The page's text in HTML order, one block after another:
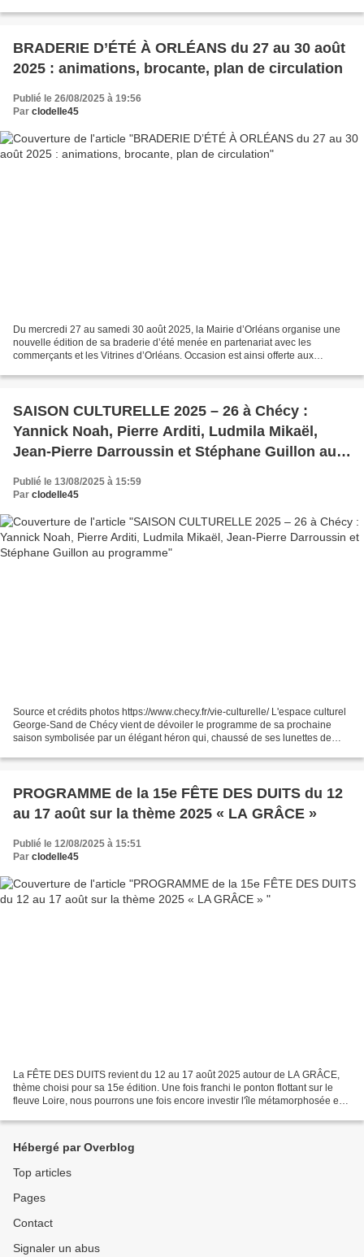
BRADERIE D’ÉTÉ À ORLÉANS du 27 au 30 août
2025 : animations, brocante, plan de circulation
Publié le 26/08/2025 à 19:56
Par clodelle45
Du mercredi 27 au samedi 30 août 2025, la Mairie d’Orléans organise une
nouvelle édition de sa braderie d’été menée en partenariat avec les
commerçants et les Vitrines d’Orléans. Occasion est ainsi offerte aux
SAISON CULTURELLE 2025 – 26 à Chécy :
Yannick Noah, Pierre Arditi, Ludmila Mikaël,
Jean-Pierre Darroussin et Stéphane Guillon au
Publié le 13/08/2025 à 15:59
Par clodelle45
Source et crédits photos https://www.checy.fr/vie-culturelle/ L'espace culturel
George-Sand de Chécy vient de dévoiler le programme de sa prochaine
saison symbolisée par un élégant héron qui, chaussé de ses lunettes de
PROGRAMME de la 15e FÊTE DES DUITS du 12
au 17 août sur la thème 2025 « LA GRÂCE »
Publié le 12/08/2025 à 15:51
Par clodelle45
La FÊTE DES DUITS revient du 12 au 17 août 2025 autour de LA GRÂCE,
thème choisi pour sa 15e édition. Une fois franchi le ponton flottant sur le
fleuve Loire, nous pourrons une fois encore investir l'île métamorphosée en
Hébergé par Overblog
Top articles
Pages
Contact
Signaler un abus